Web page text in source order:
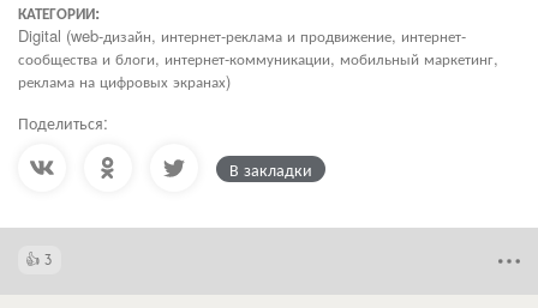
КАТЕГОРИИ:
Digital (web-дизайн, интернет-реклама и продвижение, интернет-
сообщества и блоги, интернет-коммуникации, мобильный маркетинг,
реклама на цифровых экранах)
Поделиться:
В закладки
3